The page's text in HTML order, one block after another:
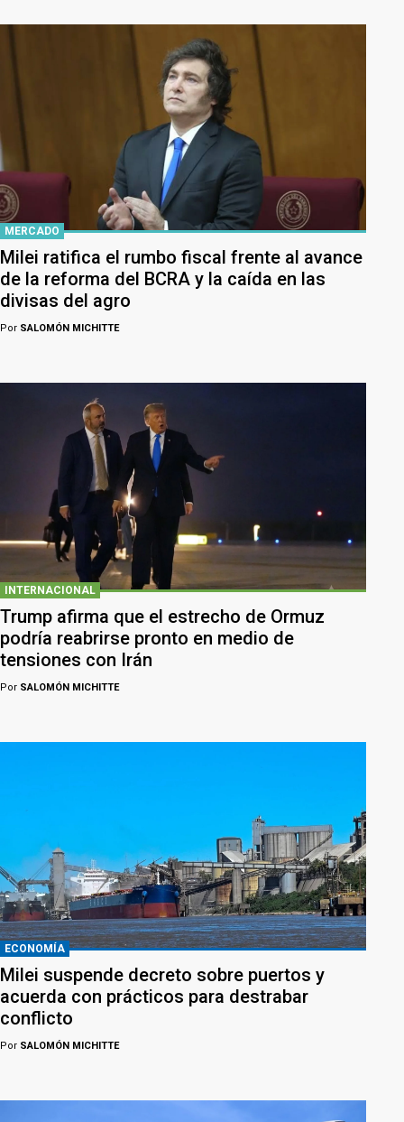
MERCADO
Milei ratifica el rumbo fiscal frente al avance
de la reforma del BCRA y la caída en las
divisas del agro
Por SALOMÓN MICHITTE
INTERNACIONAL
Trump afirma que el estrecho de Ormuz
podría reabrirse pronto en medio de
tensiones con Irán
Por SALOMÓN MICHITTE
ECONOMÍA
Milei suspende decreto sobre puertos y
acuerda con prácticos para destrabar
conflicto
Por SALOMÓN MICHITTE